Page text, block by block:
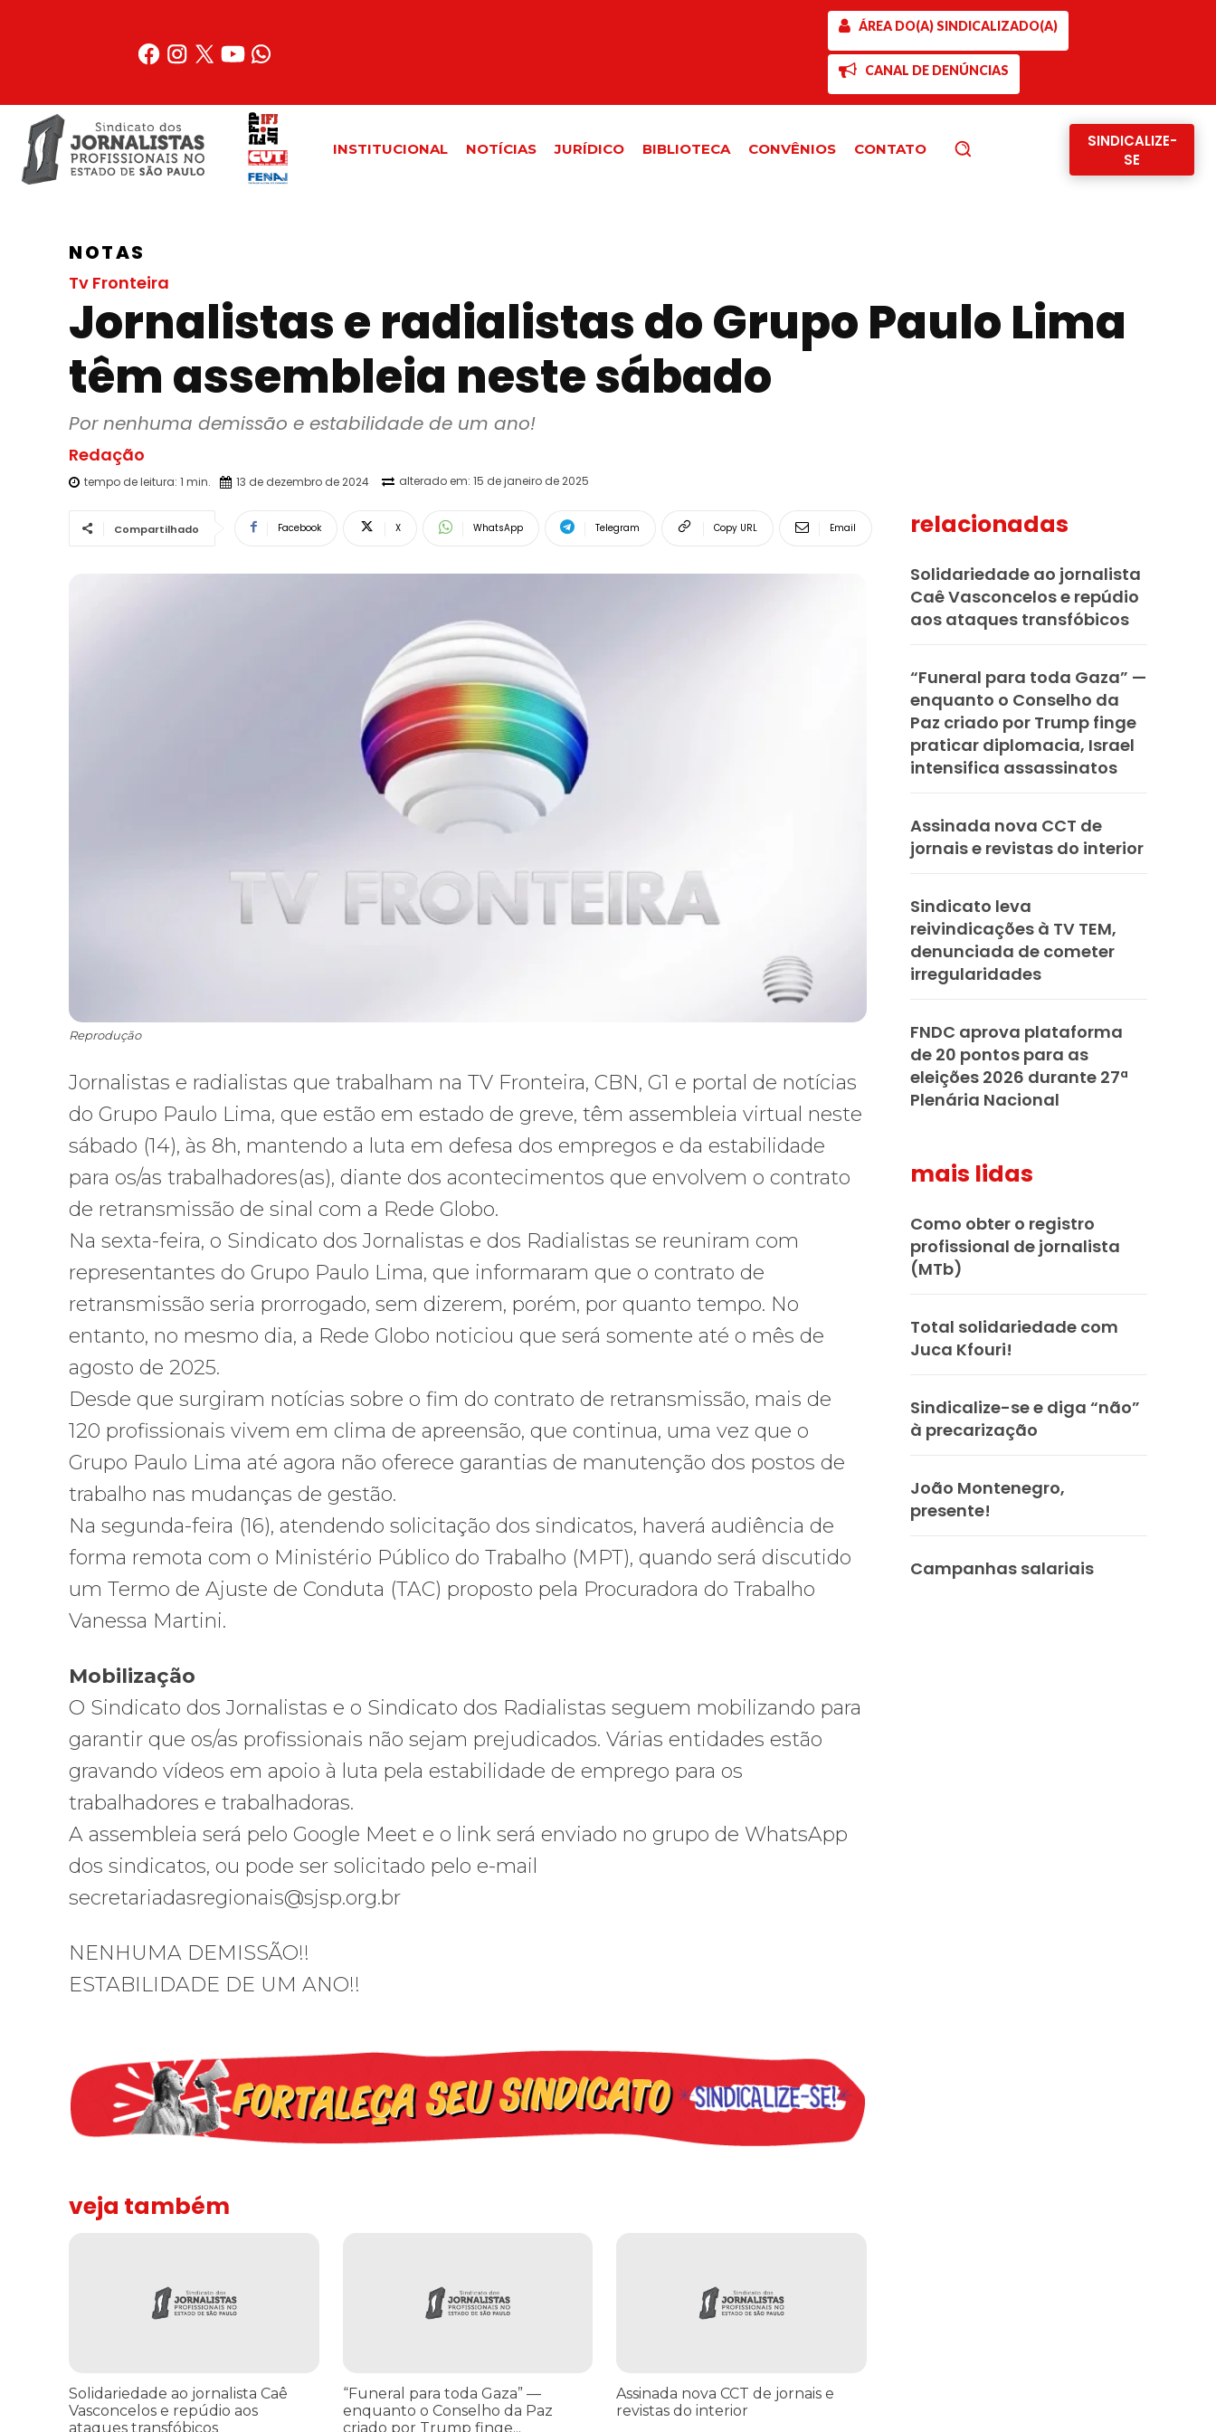
ÁREA DO(A) SINDICALIZADO(A)
CANAL DE DENÚNCIAS
INSTITUCIONAL NOTÍCIAS JURÍDICO BIBLIOTECA CONVÊNIOS CONTATO
SINDICALIZE-
SE
NOTAS
Tv Fronteira
Jornalistas e radialistas do Grupo Paulo Lima
têm assembleia neste sábado
Redação
tempo de leitura: 1 min. 13 de dezembro de 2024 alterado em: 15 de janeiro de 2025
Compartilhado Facebook X WhatsApp Telegram Copy URL Email
Reprodução
Jornalistas e radialistas que trabalham na TV Fronteira, CBN, G1 e portal de notícias
do Grupo Paulo Lima, que estão em estado de greve, têm assembleia virtual neste
sábado (14), às 8h, mantendo a luta em defesa dos empregos e da estabilidade
para os/as trabalhadores(as), diante dos acontecimentos que envolvem o contrato
de retransmissão de sinal com a Rede Globo.
Na sexta-feira, o Sindicato dos Jornalistas e dos Radialistas se reuniram com
representantes do Grupo Paulo Lima, que informaram que o contrato de
retransmissão seria prorrogado, sem dizerem, porém, por quanto tempo. No
entanto, no mesmo dia, a Rede Globo noticiou que será somente até o mês de
agosto de 2025.
Desde que surgiram notícias sobre o fim do contrato de retransmissão, mais de
120 profissionais vivem em clima de apreensão, que continua, uma vez que o
Grupo Paulo Lima até agora não oferece garantias de manutenção dos postos de
trabalho nas mudanças de gestão.
Na segunda-feira (16), atendendo solicitação dos sindicatos, haverá audiência de
forma remota com o Ministério Público do Trabalho (MPT), quando será discutido
um Termo de Ajuste de Conduta (TAC) proposto pela Procuradora do Trabalho
Vanessa Martini.
Mobilização
O Sindicato dos Jornalistas e o Sindicato dos Radialistas seguem mobilizando para
garantir que os/as profissionais não sejam prejudicados. Várias entidades estão
gravando vídeos em apoio à luta pela estabilidade de emprego para os
trabalhadores e trabalhadoras.
A assembleia será pelo Google Meet e o link será enviado no grupo de WhatsApp
dos sindicatos, ou pode ser solicitado pelo e-mail
secretariadasregionais@sjsp.org.br
NENHUMA DEMISSÃO!!
ESTABILIDADE DE UM ANO!!
veja também
Solidariedade ao jornalista Caê
Vasconcelos e repúdio aos
ataques transfóbicos
“Funeral para toda Gaza” —
enquanto o Conselho da Paz
criado por Trump finge...
Assinada nova CCT de jornais e
revistas do interior
relacionadas
Solidariedade ao jornalista
Caê Vasconcelos e repúdio
aos ataques transfóbicos
“Funeral para toda Gaza” —
enquanto o Conselho da
Paz criado por Trump finge
praticar diplomacia, Israel
intensifica assassinatos
Assinada nova CCT de
jornais e revistas do interior
Sindicato leva
reivindicações à TV TEM,
denunciada de cometer
irregularidades
FNDC aprova plataforma
de 20 pontos para as
eleições 2026 durante 27ª
Plenária Nacional
mais lidas
Como obter o registro
profissional de jornalista
(MTb)
Total solidariedade com
Juca Kfouri!
Sindicalize-se e diga “não”
à precarização
João Montenegro,
presente!
Campanhas salariais